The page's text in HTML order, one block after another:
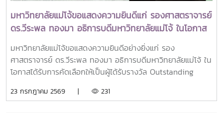
มหาวิทยาลัยแม่โจ้ขอแสดงความยินดีแก่ รองศาสตราจารย์
ดร.วีระพล ทองมา อธิการบดีมหาวิทยาลัยแม่โจ้ ในโอกาส
ได้รับรางวัล Outstanding SEARCA Scholarship
Alumni (OSSA) Awards 2026
มหาวิทยาลัยแม่โจ้ขอแสดงความยินดีอย่างยิ่งแก่ รอง
ศาสตราจารย์ ดร.วีระพล ทองมา อธิการบดีมหาวิทยาลัยแม่โจ้ ใน
โอกาสได้รับการคัดเลือกให้เป็นผู้ได้รับรางวัล Outstanding
ศูนย์ภูมิภาคเอเชียตะวันออกเฉียงใต้ว่าด้วยบัณฑิตศึกษาและการ
23 กรกฎาคม 2569 | 231